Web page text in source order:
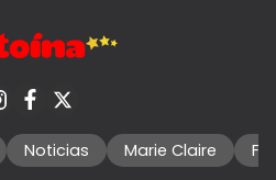
Noticias Marie Claire